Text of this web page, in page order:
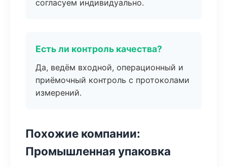
согласуем индивидуально.
Есть ли контроль качества?
Да, ведём входной, операционный и
приёмочный контроль с протоколами
измерений.
Похожие компании:
Промышленная упаковка